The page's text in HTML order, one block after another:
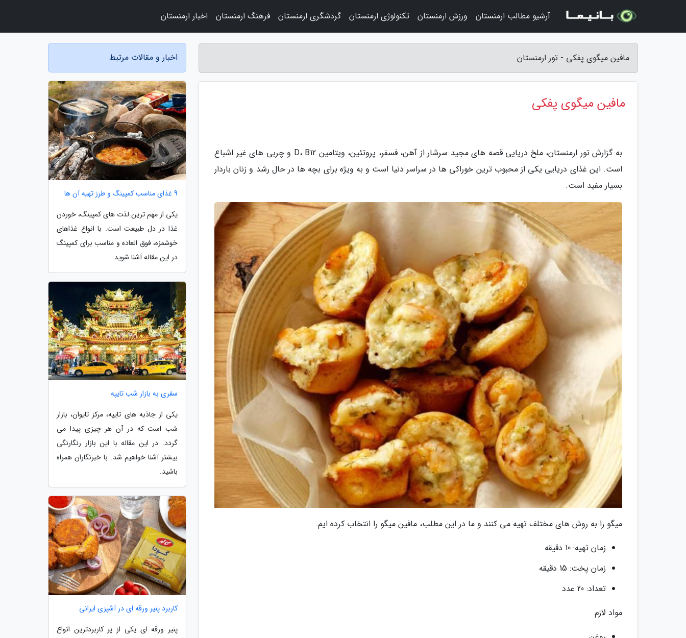
مافین میگوی پفکی - تور ارمنستان
مافین میگوی پفکی
به گزارش تور ارمنستان، ملخ دریایی قصه های مجید سرشار از آهن، فسفر، پروتئین، ویتامین D، B12 و چربی های غیر اشباع
است. این غذای دریایی یکی از محبوب ترین خوراکی ها در سراسر دنیا است و به ویژه برای بچه ها در حال رشد و زنان باردار
بسیار مفید است.
میگو را به روش های مختلف تهیه می کنند و ما در این مطلب، مافین میگو را انتخاب کرده ایم.
زمان تهیه: 10 دقیقه
زمان پخت: 15 دقیقه
تعداد: 20 عدد
مواد لازم
اخبار و مقالات مرتبط
9 غذای مناسب کمپینگ و طرز تهیه آن ها
یکی از مهم ترین لذت های کمپینگ، خوردن
غذا در دل طبیعت است. با انواع غذاهای
خوشمزه، فوق العاده و مناسب برای کمپینگ
در این مقاله آشنا شوید.
سفری به بازار شب تایپه
یکی از جاذبه های تایپه، مرکز تایوان، بازار
شب است که در آن هر چیزی پیدا می
گردد. در این مقاله با این بازار رنگارنگی
بیشتر آشنا خواهیم شد. با خبرنگاران همراه
باشید.
کاربرد پنیر ورقه ای در آشپزی ایرانی
پنیر ورقه ای یکی از پر کاربردترین انواع
آرشیو مطالب ارمنستان ورزش ارمنستان تکنولوژی ارمنستان گردشگری ارمنستان فرهنگ ارمنستان اخبار ارمنستان